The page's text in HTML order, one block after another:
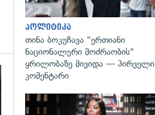
გადახედვა
პოლიტიკა
თინა ბოკუჩავა "ერთიანი
ნაციონალური მოძრაობის"
ყრილობაზე მივიდა — პირველი
კომენტარი